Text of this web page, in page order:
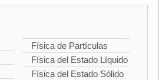
Física de Partículas
Física del Estado Líquido
Física del Estado Sólido